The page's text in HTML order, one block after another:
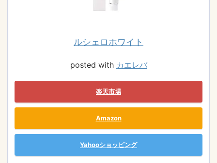
ルシェロホワイト
posted with カエレバ
楽天市場
Amazon
Yahooショッピング